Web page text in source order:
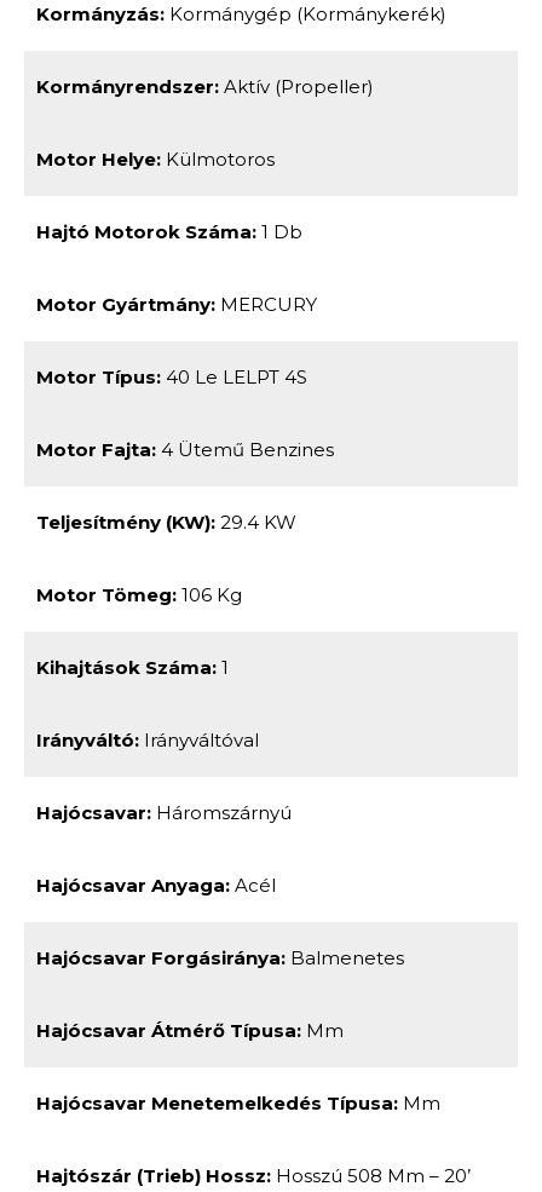
Kormányzás: Kormánygép (kormánykerék)
Kormányrendszer: Aktív (propeller)
Motor Helye: Külmotoros
Hajtó Motorok Száma: 1 Db
Motor Gyártmány: MERCURY
Motor Típus: 40 Le LELPT 4S
Motor Fajta: 4 Ütemű Benzines
Teljesítmény (kW): 29.4 KW
Motor Tömeg: 106 Kg
Kihajtások Száma: 1
Irányváltó: Irányváltóval
Hajócsavar: Háromszárnyú
Hajócsavar Anyaga: Acél
Hajócsavar Forgásiránya: Balmenetes
Hajócsavar Átmérő Típusa: Mm
Hajócsavar Menetemelkedés Típusa: Mm
Hajtószár (trieb) Hossz: Hosszú 508 Mm – 20’